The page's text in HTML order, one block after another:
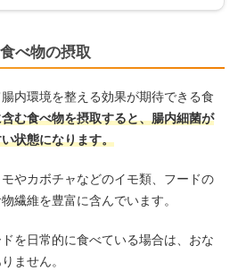
べ物の摂取
内環境を整える効果が期待できる食
む食べ物を摂取すると、腸内細菌が
状態になります。
やカボチャなどのイモ類、フードの
繊維を豊富に含んでいます。
を日常的に食べている場合は、おな
ません。